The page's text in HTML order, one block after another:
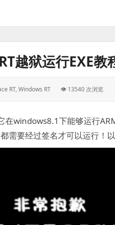
越狱运行EXE教
RT,Windows RT 👁 13540 次浏览
在windows8.1下能够运行
需要经过签名才可以运行！